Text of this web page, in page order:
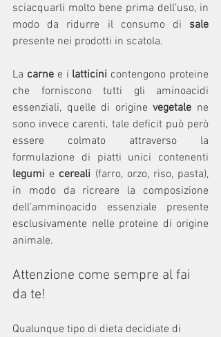
sciacquarli molto bene prima dell’uso, in
modo da ridurre il consumo di sale
presente nei prodotti in scatola.
La carne e i latticini contengono proteine
che forniscono tutti gli aminoacidi
essenziali, quelle di origine vegetale ne
sono invece carenti, tale deficit può però
essere colmato attraverso la
legumi e cereali (farro, orzo, riso, pasta),
in modo da ricreare la composizione
dell’amminoacido essenziale presente
esclusivamente nelle proteine di origine
animale.
Attenzione come sempre al fai
da te!
Qualunque tipo di dieta decidiate di